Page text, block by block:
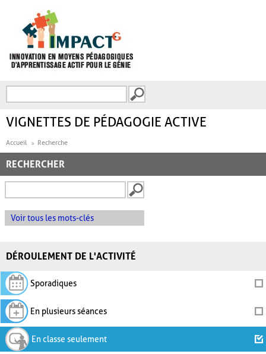
FORMULAIRE DE
VIGNETTES DE PÉDAGOGIE ACTIVE
Accueil Recherche
RECHERCHER
Voir tous les mots-clés
DÉROULEMENT DE L'ACTIVITÉ
Sporadiques
En plusieurs séances
En classe seulement